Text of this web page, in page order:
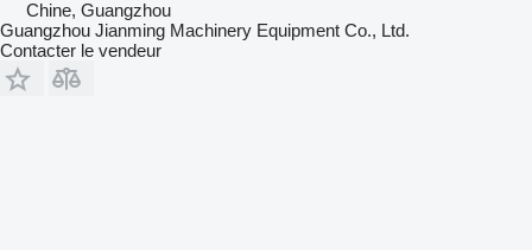
Chine, Guangzhou
Guangzhou Jianming Machinery Equipment Co., Ltd.
Contacter le vendeur